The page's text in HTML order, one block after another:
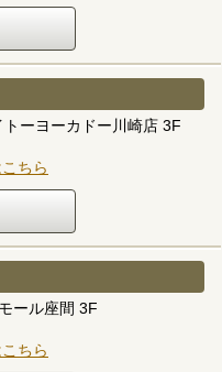
ーヨーカドー川崎店 3F
ちら
ール座間 3F
ちら